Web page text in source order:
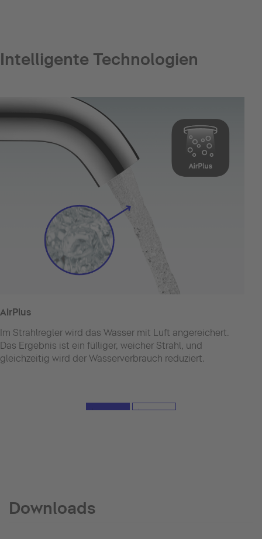
Intelligente Technologien
AirPlus
Im Strahlregler wird das Wasser mit Luft angereichert.
Das Ergebnis ist ein fülliger, weicher Strahl, und
gleichzeitig wird der Wasserverbrauch reduziert.
Downloads